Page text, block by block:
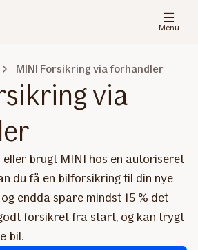
Menu
MINI Forsikring via forhandler
via
eller brugt MINI hos en autoriseret
du få en bilforsikring til din nye
endda spare mindst 15 % det
forsikret fra start, og kan trygt
bil.